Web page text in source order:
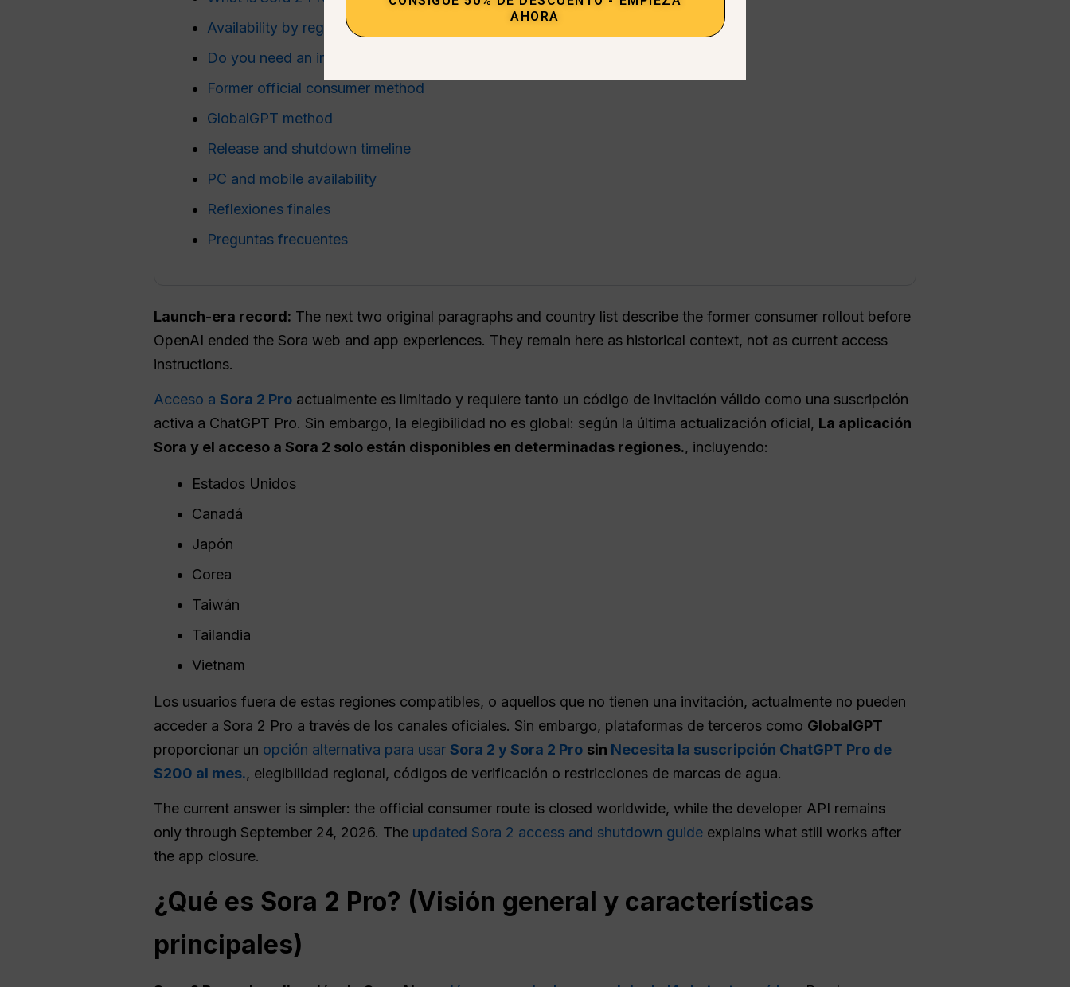
Availability by region
Do you need an invite code?
Former official consumer method
GlobalGPT method
Release and shutdown timeline
PC and mobile availability
Reflexiones finales
Preguntas frecuentes
Launch-era record: The next two original paragraphs and country list describe the former consumer rollout before
OpenAI ended the Sora web and app experiences. They remain here as historical context, not as current access
instructions.
Acceso a Sora 2 Pro actualmente es limitado y requiere tanto un código de invitación válido como una suscripción
activa a ChatGPT Pro. Sin embargo, la elegibilidad no es global: según la última actualización oficial, La aplicación
Sora y el acceso a Sora 2 solo están disponibles en determinadas regiones., incluyendo:
Estados Unidos
Canadá
Japón
Corea
Taiwán
Tailandia
Vietnam
Los usuarios fuera de estas regiones compatibles, o aquellos que no tienen una invitación, actualmente no pueden
acceder a Sora 2 Pro a través de los canales oficiales. Sin embargo, plataformas de terceros como GlobalGPT
proporcionar un opción alternativa para usar Sora 2 y Sora 2 Pro sin Necesita la suscripción ChatGPT Pro de
$200 al mes., elegibilidad regional, códigos de verificación o restricciones de marcas de agua.
The current answer is simpler: the official consumer route is closed worldwide, while the developer API remains
only through September 24, 2026. The updated Sora 2 access and shutdown guide explains what still works after
the app closure.
¿Qué es Sora 2 Pro? (Visión general y características
principales)
AHORA